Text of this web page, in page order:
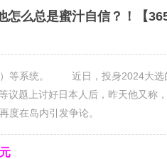
么总是蜜汁自信？！【
等系统。 近日，投身2024大选
议题上讨好日本人后，昨天他又称
度在岛内引发争论。